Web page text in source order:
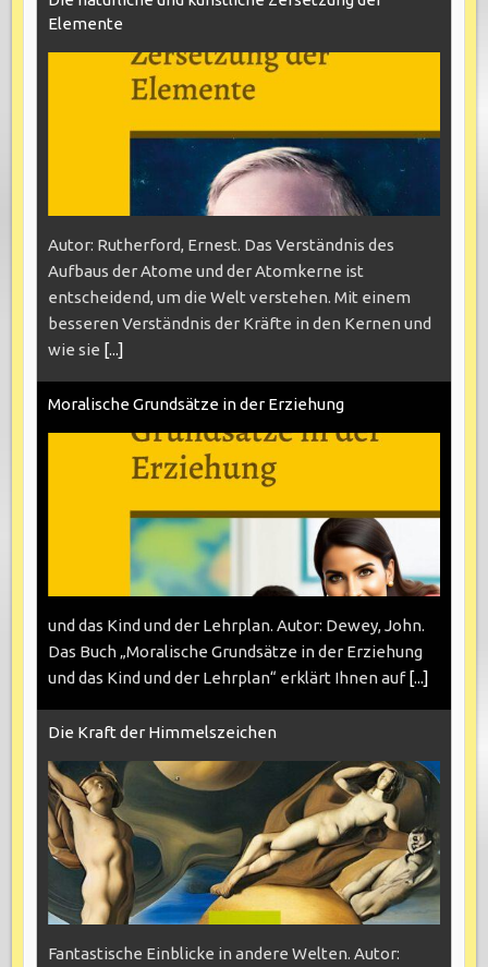
Elemente
Autor: Rutherford, Ernest. Das Verständnis des
Aufbaus der Atome und der Atomkerne ist
entscheidend, um die Welt verstehen. Mit einem
besseren Verständnis der Kräfte in den Kernen und
wie sie [...]
Moralische Grundsätze in der Erziehung
und das Kind und der Lehrplan. Autor: Dewey, John.
Das Buch „Moralische Grundsätze in der Erziehung
und das Kind und der Lehrplan“ erklärt Ihnen auf [...]
Die Kraft der Himmelszeichen
Fantastische Einblicke in andere Welten. Autor: